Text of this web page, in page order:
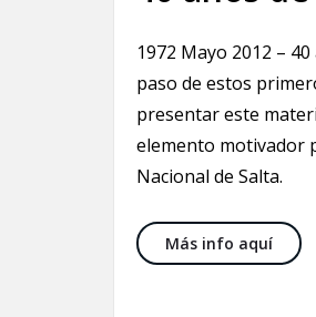
1972 Mayo 2012 –
paso de estos
presentar este
elemento motivador
Nacional de Salta.
Más info aquí40